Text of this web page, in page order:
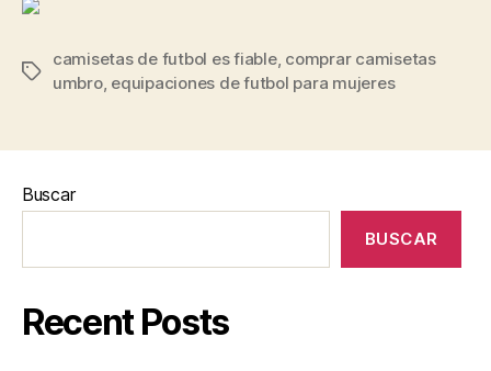
Etiquetas
camisetas de futbol es fiable, comprar camisetas
umbro, equipaciones de futbol para mujeres
Buscar
BUSCAR
Recent Posts